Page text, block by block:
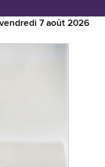
vendredi 7 août 2026